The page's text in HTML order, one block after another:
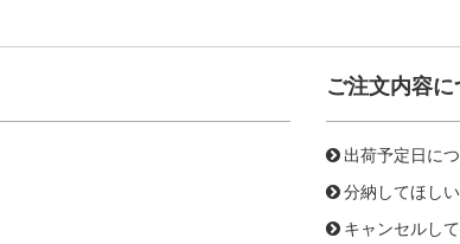
ご注文内容に
出荷予定日に
分納してほしい
キャンセルし